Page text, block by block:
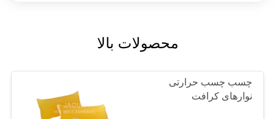
محصولات بالا
چسب چسب حرارتی
نوارهای کرافت